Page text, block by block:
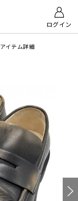
ログイン
アイテム詳細